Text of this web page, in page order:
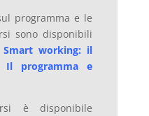
programma e le
sono disponibili
Smart working: il
programma e
è disponibile